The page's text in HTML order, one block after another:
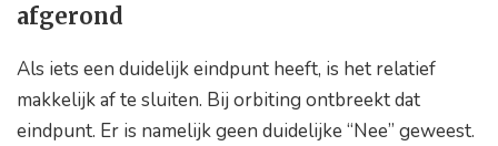
afgerond
Als iets een duidelijk eindpunt heeft, is het relatief
makkelijk af te sluiten. Bij orbiting ontbreekt dat
eindpunt. Er is namelijk geen duidelijke “Nee” geweest.